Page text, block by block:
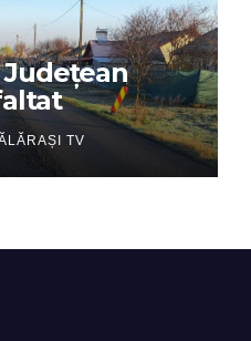
Județean
TV